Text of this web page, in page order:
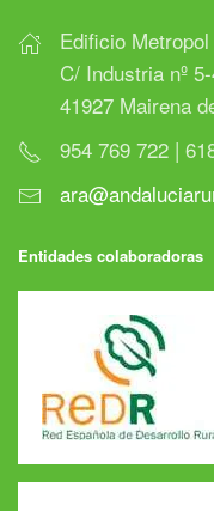
Edificio
C/ Industria nº
41927 Mairena
954 769 722 |
Entidades colaboradoras